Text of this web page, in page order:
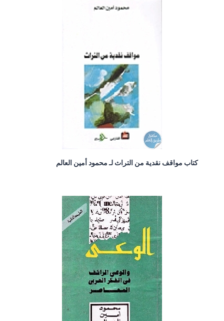
كتاب مواقف نقدية من التراث لـ محمود أمين العالم